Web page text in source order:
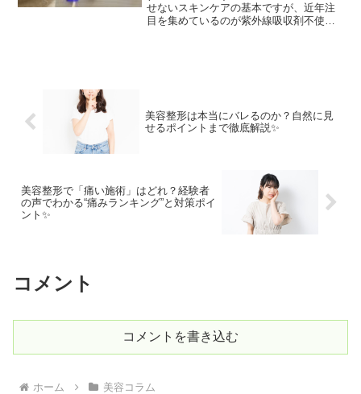
せないスキンケアの基本ですが、近年注
目を集めているのが紫外線吸収剤不使用
美容整形は本当にバレるのか？自然に見
せるポイントまで徹底解説✨
美容整形で「痛い施術」はどれ？経験者
の声でわかる“痛みランキング”と対策ポイ
ント✨
コメント
コメントを書き込む
ホーム 美容コラム